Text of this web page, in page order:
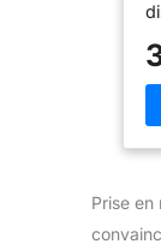
Prise en